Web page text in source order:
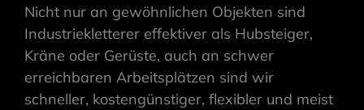
Nicht nur an gewöhnlichen Objekten sind
Industriekletterer effektiver als Hubsteiger,
Kräne oder Gerüste, auch an schwer
erreichbaren Arbeitsplätzen sind wir
schneller, kostengünstiger, flexibler und meist